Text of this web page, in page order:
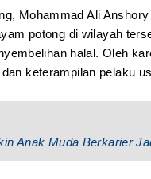
Mohammad Ali
potong di wilayah
halal. Oleh
keterampilan pelaku
Anak Muda Berkarier